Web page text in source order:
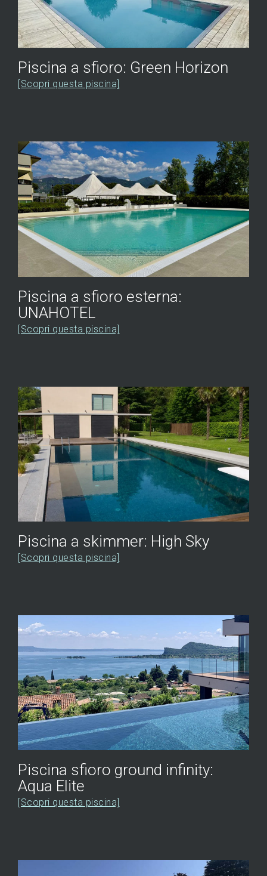
Piscina a sfioro: Green Horizon
[Scopri questa piscina]
Piscina a sfioro esterna:
UNAHOTEL
[Scopri questa piscina]
Piscina a skimmer: High Sky
[Scopri questa piscina]
Piscina sfioro ground infinity:
Aqua Elite
[Scopri questa piscina]